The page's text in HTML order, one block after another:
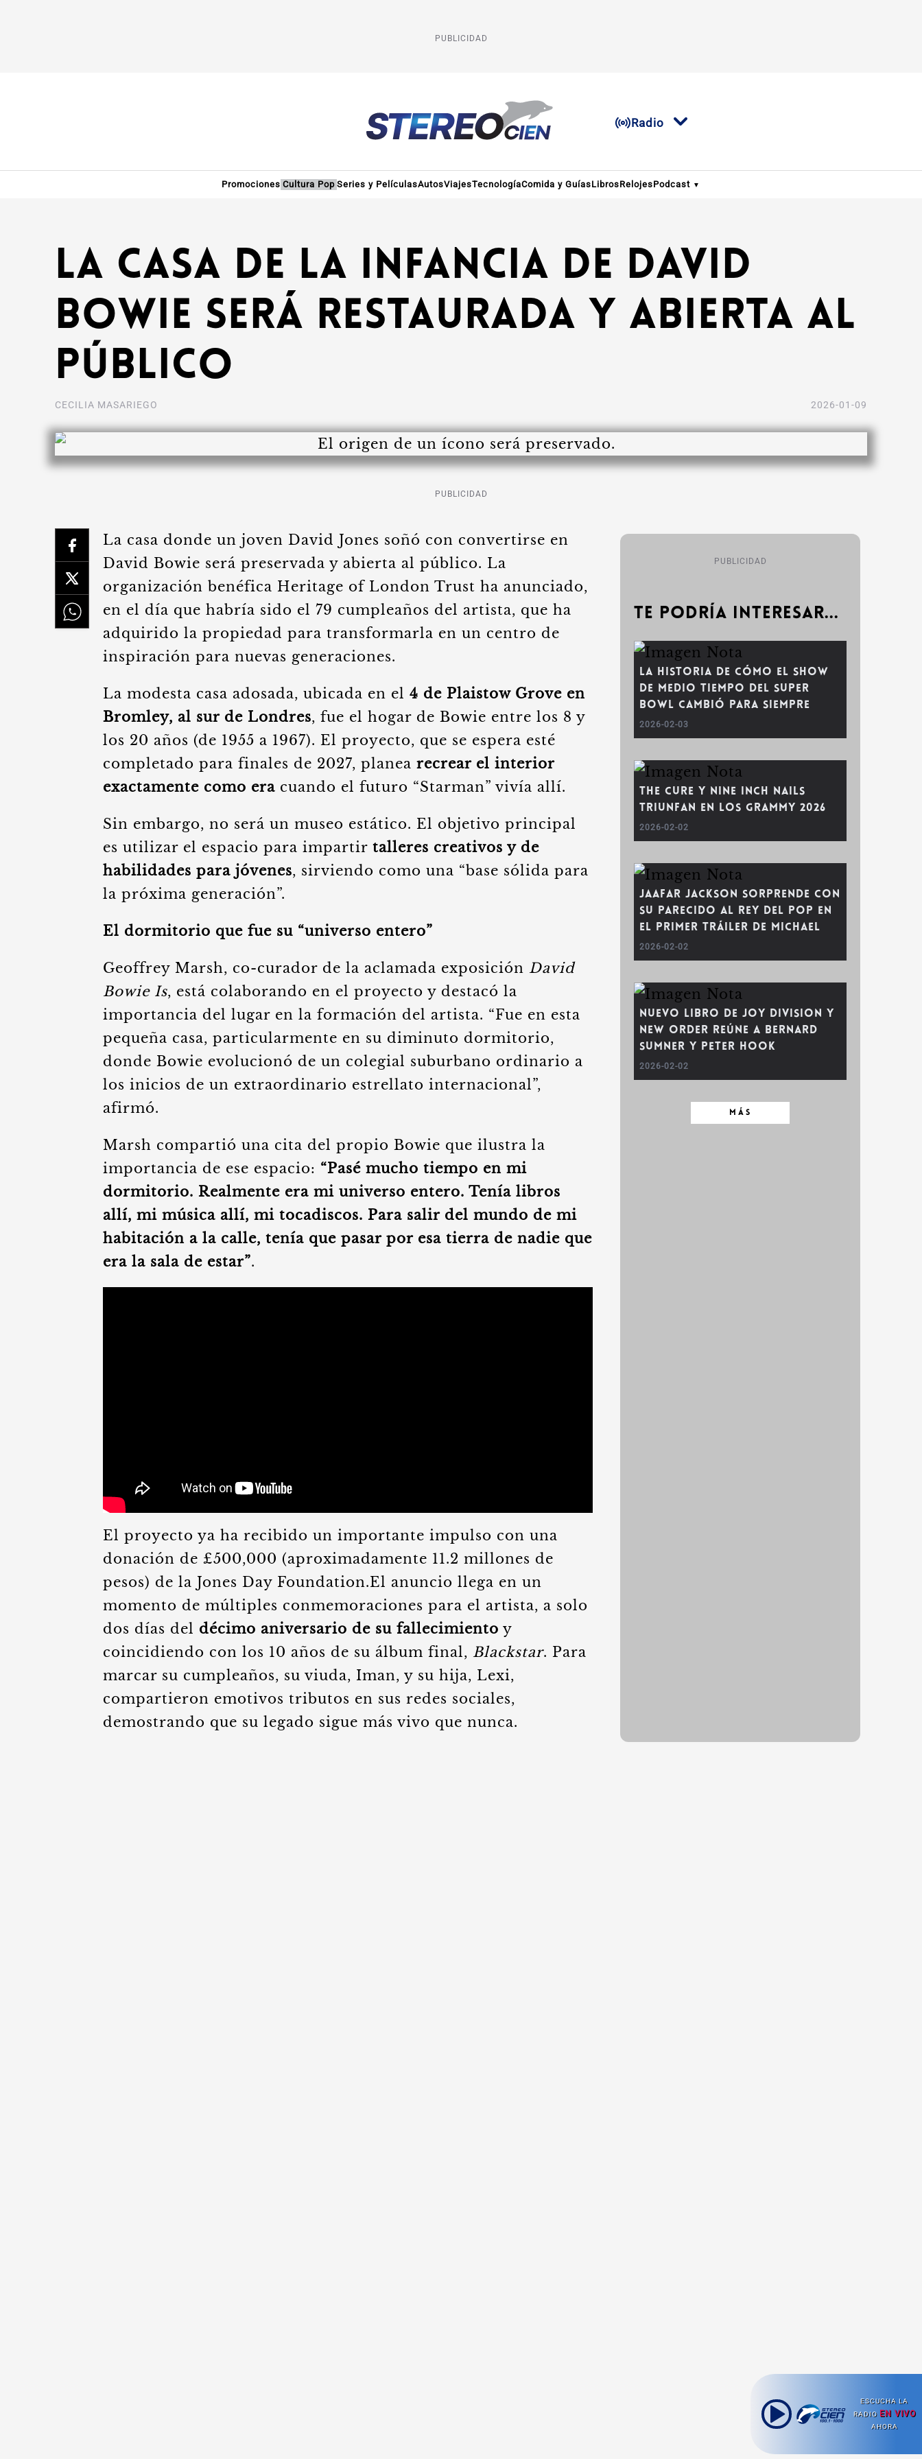
PUBLICIDAD
Radio
Promociones Cultura Pop Series y PelículasAutosViajesTecnologíaComida y GuíasLibrosRelojesPodcast
La casa de la infancia de David
Bowie será restaurada y abierta al
público
CECILIA MASARIEGO 2026-01-09
PUBLICIDAD
La casa donde un joven David Jones soñó con convertirse en
David Bowie será preservada y abierta al público. La
organización benéfica Heritage of London Trust ha anunciado,
en el día que habría sido el 79 cumpleaños del artista, que ha
adquirido la propiedad para transformarla en un centro de
inspiración para nuevas generaciones.
La modesta casa adosada, ubicada en el 4 de Plaistow Grove en
Bromley, al sur de Londres, fue el hogar de Bowie entre los 8 y
los 20 años (de 1955 a 1967). El proyecto, que se espera esté
completado para finales de 2027, planea recrear el interior
exactamente como era cuando el futuro “Starman” vivía allí.
Sin embargo, no será un museo estático. El objetivo principal
es utilizar el espacio para impartir talleres creativos y de
habilidades para jóvenes, sirviendo como una “base sólida para
la próxima generación”.
El dormitorio que fue su “universo entero”
Geoffrey Marsh, co-curador de la aclamada exposición David
Bowie Is, está colaborando en el proyecto y destacó la
importancia del lugar en la formación del artista. “Fue en esta
pequeña casa, particularmente en su diminuto dormitorio,
donde Bowie evolucionó de un colegial suburbano ordinario a
los inicios de un extraordinario estrellato internacional”,
afirmó.
Marsh compartió una cita del propio Bowie que ilustra la
importancia de ese espacio: “Pasé mucho tiempo en mi
dormitorio. Realmente era mi universo entero. Tenía libros
allí, mi música allí, mi tocadiscos. Para salir del mundo de mi
habitación a la calle, tenía que pasar por esa tierra de nadie que
era la sala de estar”.
El proyecto ya ha recibido un importante impulso con una
donación de £500,000 (aproximadamente 11.2 millones de
pesos) de la Jones Day Foundation.El anuncio llega en un
momento de múltiples conmemoraciones para el artista, a solo
dos días del décimo aniversario de su fallecimiento y
coincidiendo con los 10 años de su álbum final, Blackstar. Para
marcar su cumpleaños, su viuda, Iman, y su hija, Lexi,
compartieron emotivos tributos en sus redes sociales,
demostrando que su legado sigue más vivo que nunca.
PUBLICIDAD
Te podría interesar...
La historia de cómo el show
de medio tiempo del Super
Bowl cambió para siempre
2026-02-03
The Cure y Nine Inch Nails
triunfan en los Grammy 2026
2026-02-02
Jaafar Jackson sorprende con
su parecido al Rey del Pop en
el primer tráiler de Michael
2026-02-02
Nuevo libro de Joy Division y
New Order reúne a Bernard
Sumner y Peter Hook
2026-02-02
MÁS
ESCUCHA LA
RADIO EN VIVO
AHORA